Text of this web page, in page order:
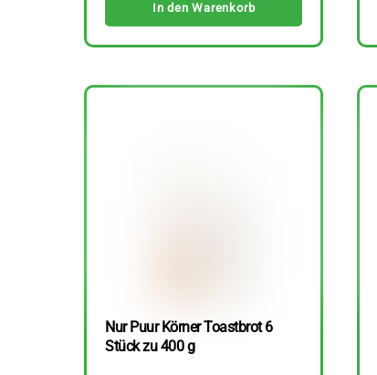
In den Warenkorb
Nur Puur Körner Toastbrot 6
Stück zu 400 g